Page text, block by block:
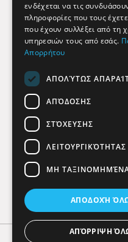
Πολιτική
ενδέχεται να τις
πληροφορίες που τους
που έχουν συλλέξει από τη
υπηρεσιών τους από εσάς.
Απορρήτου
ΑΠΟΛΎΤΩΣ
ΑΠΌΔΟΣΗΣ
ΣΤΌΧΕΥΣΗΣ
ΛΕΙΤΟΥΡΓΙΚΌΤΗΤΑΣ
ΜΗ
ΑΠΟΔΟΧΉ
ΑΠΌΡΡΙΨΗ